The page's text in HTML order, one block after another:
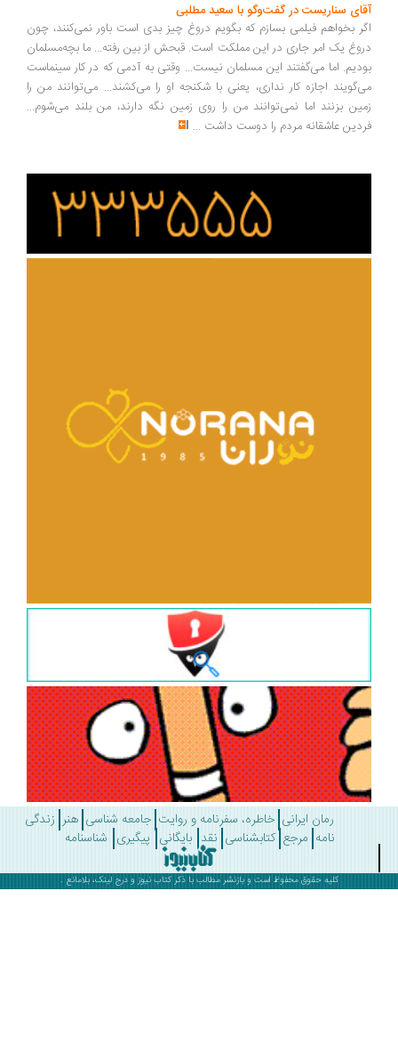
سناریست در گفت‌وگو با سعید مطلبی
بخواهم فیلمی بسازم که بگویم دروغ چیز بدی است باور نمی‌کنند، چون
یک امر جاری در این مملکت است. قبحش از بین رفته... ما بچه‌مسلمان
اما می‌گفتند این مسلمان نیست... وقتی به آدمی که در کار سینماست
اجازه کار نداری، یعنی با شکنجه او را می‌کشند... می‌توانند من را
بزنند اما نمی‌توانند من را روی زمین نگه دارند، من بلند می‌شوم...
عاشقانه مردم را دوست داشت ...
رمان ایرانی خاطره، سفرنامه و روایت جامعه شناسی هنر زندگی
مرجع کتابشناسی نقد بایگانی پیگیری شناسنامه
کلیه حقوق محفوظ است و بازنشر مطالب با ذکرکتاب نیوزو درج لینک، بلامانع .